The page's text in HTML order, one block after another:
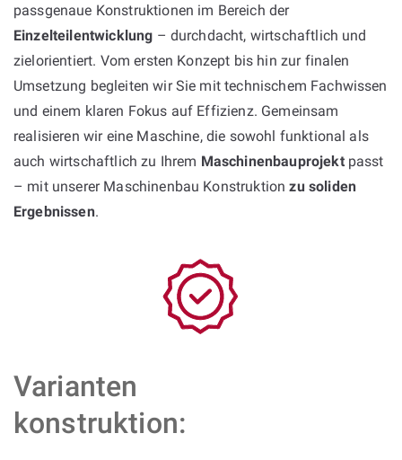
passgenaue Konstruktionen im Bereich der
Einzelteilentwicklung – durchdacht, wirtschaftlich und
zielorientiert. Vom ersten Konzept bis hin zur finalen
Umsetzung begleiten wir Sie mit technischem Fachwissen
und einem klaren Fokus auf Effizienz. Gemeinsam
realisieren wir eine Maschine, die sowohl funktional als
auch wirtschaftlich zu Ihrem Maschinenbauprojektpasst
– mit unserer Maschinenbau Konstruktionzu soliden
Ergebnissen.
Varianten
konstruktion: